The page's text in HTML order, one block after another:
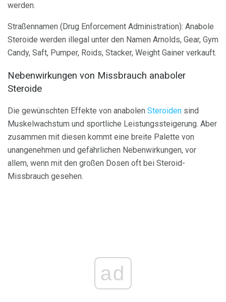
werden.
Straßennamen (Drug Enforcement Administration): Anabole
Steroide werden illegal unter den Namen Arnolds, Gear, Gym
Candy, Saft, Pumper, Roids, Stacker, Weight Gainer verkauft.
Nebenwirkungen von Missbrauch anaboler
Steroide
Die gewünschten Effekte von anabolen Steroiden sind
Muskelwachstum und sportliche Leistungssteigerung. Aber
zusammen mit diesen kommt eine breite Palette von
unangenehmen und gefährlichen Nebenwirkungen, vor
allem, wenn mit den großen Dosen oft bei Steroid-
Missbrauch gesehen.
ad